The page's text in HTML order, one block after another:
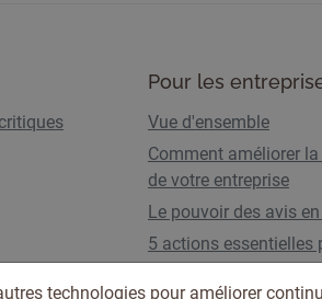
Pour les
Vue d'ensemble
Comment améliorer
de votre entreprise
Le pouvoir des avis
5 actions essentielles
les AI Overviews
technologies pour améliorer